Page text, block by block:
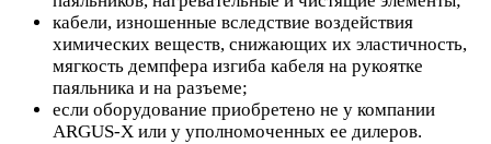
кабели, изношенные вследствие воздействия
химических веществ, снижающих их эластичность,
мягкость демпфера изгиба кабеля на рукоятке
паяльника и на разъеме;
если оборудование приобретено не у компании
ARGUS-X или у уполномоченных ее дилеров.